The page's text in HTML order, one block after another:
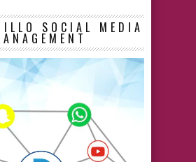
SOCIAL MEDIA